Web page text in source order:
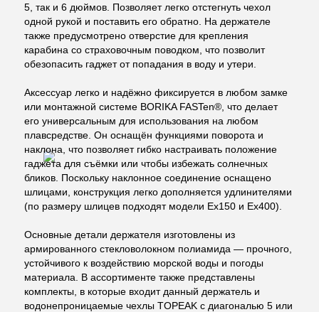
5, так и 6 дюймов. Позволяет легко отстегнуть чехол
одной рукой и поставить его обратно. На держателе
также предусмотрено отверстие для крепления
карабина со страховочным поводком, что позволит
обезопасить гаджет от попадания в воду и утери.
Аксессуар легко и надёжно фиксируется в любом замке
или монтажной системе BORIKA FASTen®, что делает
его универсальным для использования на любом
плавсредстве. Он оснащён функциями поворота и
наклона, что позволяет гибко настраивать положение
гаджета для съёмки или чтобы избежать солнечных
бликов. Поскольку наклонное соединение оснащено
шлицами, конструкция легко дополняется удлинителями
(по размеру шлицев подходят модели Ex150 и Ex400).
Основные детали держателя изготовлены из
армированного стекловолокном полиамида — прочного,
устойчивого к воздействию морской воды и погоды
материала. В ассортименте также представлены
комплекты, в которые входит данный держатель и
водонепроницаемые чехлы TOPEAK с диагональю 5 или